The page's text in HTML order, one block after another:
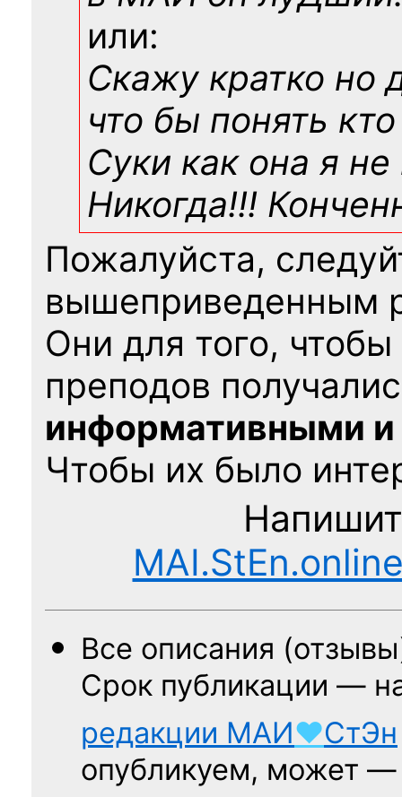
или:
Скажу кратко но
что бы понять
Суки как она я не
Никогда!!!
Пожалуйста,
вышеприведенным
Они для того,
преподов
информативными
Чтобы их было
Все описания
Срок публикации —
редакции МАИ♥СтЭн
опубликуем, может